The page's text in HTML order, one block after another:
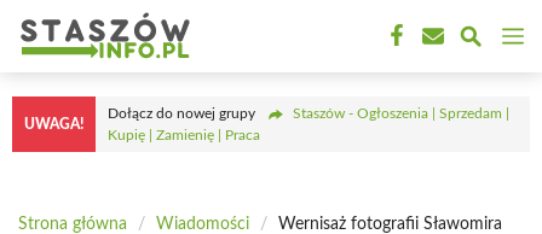
treści
UWAGA!
Dołącz do nowej grupy
Staszów - Ogłoszenia | Sprzedam |
Kupię | Zamienię | Praca
Strona główna / Wiadomości /
Wernisaż fotografii Sławomira